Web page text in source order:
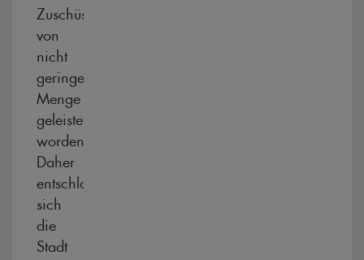
Zuschüsse
von
nicht
geringer
Menge
geleistet
worden.
Daher
entschloss
sich
die
Stadt